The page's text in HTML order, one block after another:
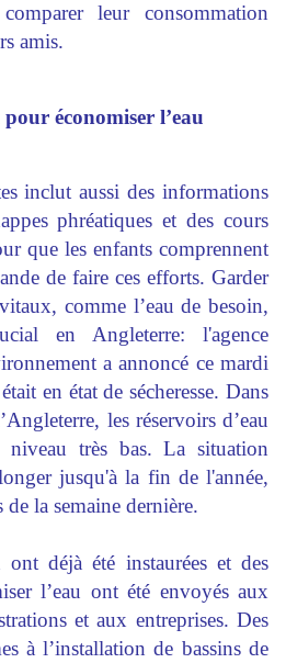
leur consommation
amis.
pour économiser l’eau
inclut aussi des informations
phréatiques et des cours
que les enfants comprennent
de faire ces efforts. Garder
comme l’eau de besoin,
en Angleterre: l'agence
a annoncé ce mardi
en état de sécheresse. Dans
les réservoirs d’eau
niveau très bas. La situation
jusqu'à la fin de l'année,
la semaine dernière.
ont déjà été instaurées et des
l’eau ont été envoyés aux
et aux entreprises. Des
à l’installation de bassins de